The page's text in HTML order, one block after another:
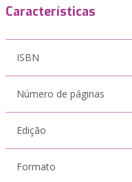
Características
ISBN
Número de páginas
Edição
Formato